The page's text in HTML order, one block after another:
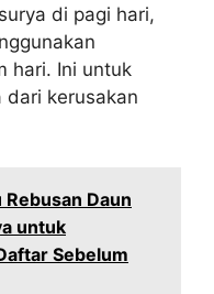
di pagi hari,
hari. Ini untuk
dari kerusakan
Daun
untuk
Sebelum